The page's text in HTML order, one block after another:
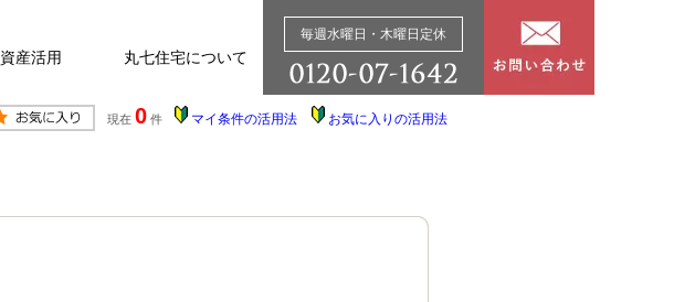
資産活用 丸七住宅について
毎週水曜日・木曜日定休
現在 0 件 マイ条件の活用法 お気に入りの活用法